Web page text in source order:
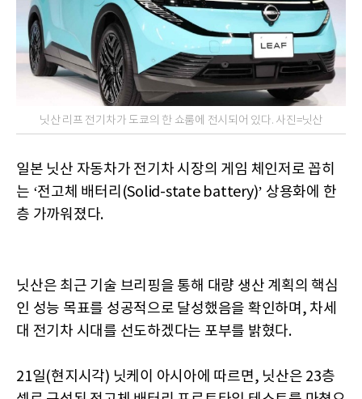
닛산 리프 전기차가 도쿄의 한 쇼룸에 전시되어 있다. 사진=닛산
일본 닛산 자동차가 전기차 시장의 게임 체인저로 꼽히
는 ‘전고체 배터리(Solid-state battery)’ 상용화에 한
층 가까워졌다.
닛산은 최근 기술 브리핑을 통해 대량 생산 계획의 핵심
인 성능 목표를 성공적으로 달성했음을 확인하며, 차세
대 전기차 시대를 선도하겠다는 포부를 밝혔다.
21일(현지시각) 닛케이 아시아에 따르면, 닛산은 23층